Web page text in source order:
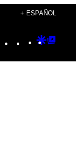
+ ESPAÑOL
Instagram
TikTok
YouTube
Google